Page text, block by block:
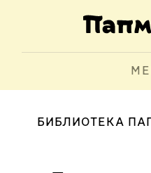
БИБЛИОТЕКА